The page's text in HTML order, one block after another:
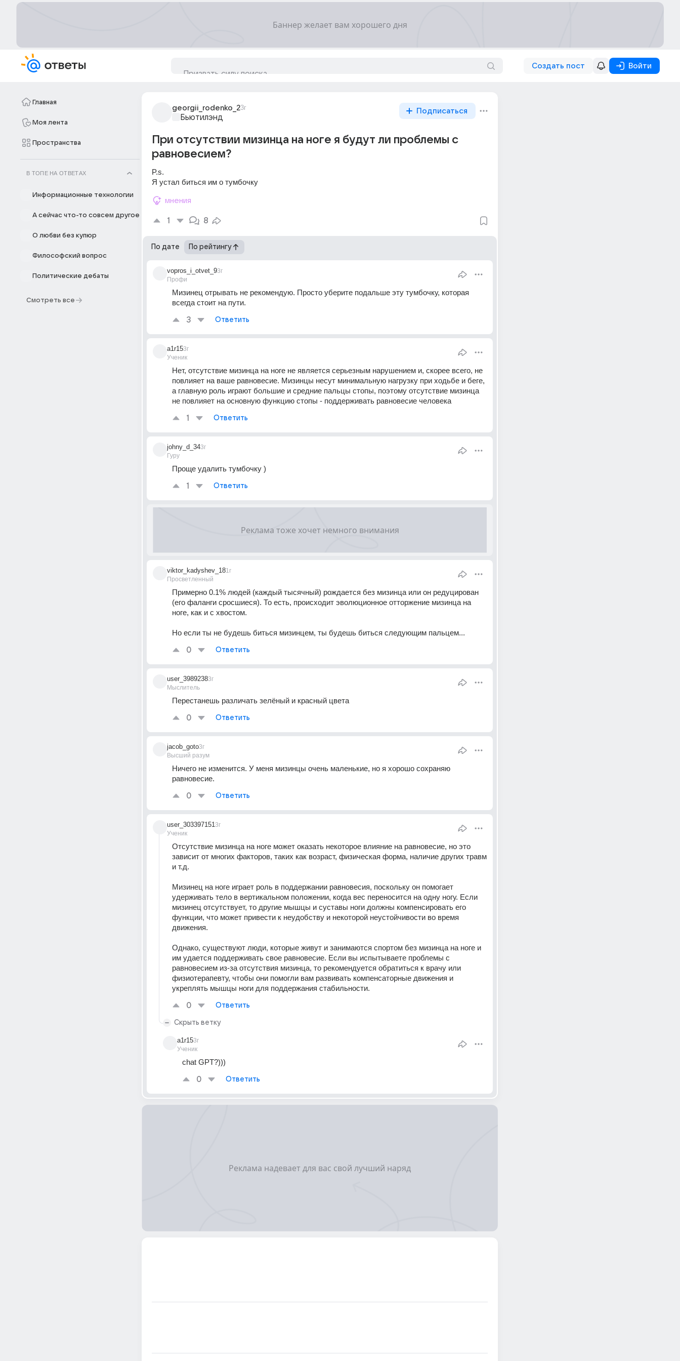
Создать пост Войти
Главная
Моя лента
Пространства
В ТОПЕ НА ОТВЕТАХ
Информационные технологии
А сейчас что-то совсем другое
О любви без купюр
Философский вопрос
Политические дебаты
Смотреть все
georgii_rodenko_23г
Бьютилэнд
Подписаться
При отсутствии мизинца на ноге я будут ли проблемы с
равновесием?
P.s.
Я устал биться им о тумбочку
мнения
1 8
По дате По рейтингу
vopros_i_otvet_9
Профи
3г
Мизинец отрывать не рекомендую. Просто уберите подальше эту тумбочку, которая
всегда стоит на пути.
3 Ответить
a1r15
Ученик
3г
Нет, отсутствие мизинца на ноге не является серьезным нарушением и, скорее всего, не
повлияет на ваше равновесие. Мизинцы несут минимальную нагрузку при ходьбе и беге,
а главную роль играют большие и средние пальцы стопы, поэтому отсутствие мизинца
не повлияет на основную функцию стопы - поддерживать равновесие человека
1 Ответить
johny_d_34
Гуру
3г
Проще удалить тумбочку )
1 Ответить
viktor_kadyshev_18
Просветленный
1г
Примерно 0.1% людей (каждый тысячный) рождается без мизинца или он редуцирован
(его фаланги сросшиеся). То есть, происходит эволюционное отторжение мизинца на
ноге, как и с хвостом.
Но если ты не будешь биться мизинцем, ты будешь биться следующим пальцем...
0 Ответить
user_3989238
Мыслитель
3г
Перестанешь различать зелёный и красный цвета
0 Ответить
jacob_goto
Высший разум
3г
Ничего не изменится. У меня мизинцы очень маленькие, но я хорошо сохраняю
равновесие.
0 Ответить
user_303397151
Ученик
3г
Отсутствие мизинца на ноге может оказать некоторое влияние на равновесие, но это
зависит от многих факторов, таких как возраст, физическая форма, наличие других травм
и т.д.
Мизинец на ноге играет роль в поддержании равновесия, поскольку он помогает
удерживать тело в вертикальном положении, когда вес переносится на одну ногу. Если
мизинец отсутствует, то другие мышцы и суставы ноги должны компенсировать его
функции, что может привести к неудобству и некоторой неустойчивости во время
движения.
Однако, существуют люди, которые живут и занимаются спортом без мизинца на ноге и
им удается поддерживать свое равновесие. Если вы испытываете проблемы с
равновесием из-за отсутствия мизинца, то рекомендуется обратиться к врачу или
физиотерапевту, чтобы они помогли вам развивать компенсаторные движения и
укреплять мышцы ноги для поддержания стабильности.
0 Ответить
Скрыть ветку
a1r15
Ученик
3г
chat GPT?)))
0 Ответить